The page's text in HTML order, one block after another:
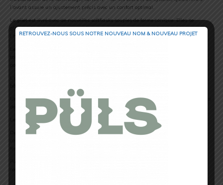
l’avant assure un ajustement précis avec un confort optimal.
Le gilet est livré avec de nouvelles softflasks souples de forme conique. Elles se
glissent facilement dans les poches avant pour un accès rapide et aisé à
l’hydratation.
Une grande poche zippée compatible avec une poche à eau de 1,5 litres et des lacets
de compression sur les côtés.
ADV Skinexiste également en version 5 litres.
Destiné aux femmes, l’ADV Skin 12L possède une forme de harnais et une
RETROUVEZ-NOUS SOUS NOTRE NOUVEAU NOM & NOUVEAU PROJET